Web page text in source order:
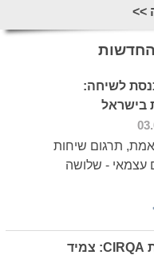
>>
החדשות
לשיחה:
אמת, תרגום שיחות
עצמאי - שלושה
Garmin משיקה את CIRQA: צמיד